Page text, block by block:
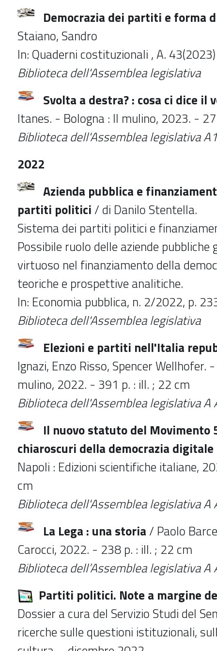
Democrazia dei partiti e forma
Staiano, Sandro
In: Quaderni costituzionali , A.
Bibliotecadell'Assemblea legislativa
Svolta a destra? : cosa ci dice il
Itanes. - Bologna : Il mulino, 2023. -
Bibliotecadell'Assemblea legislativa
2022
Azienda pubblica e
partiti politici / di Danilo Stentella.
Sistema dei partiti politici e
Possibile ruolo delle aziende
virtuoso nel finanziamento della
teoriche e prospettive analitiche.
In: Economia pubblica, n. 2/2022, p.
Biblioteca dell'Assemblea legislativa
Elezioni e partiti nell'Italia
Ignazi, Enzo Risso, Spencer Wellhofer.
mulino, 2022. - 391 p. : ill. ; 22 cm
Bibliotecadell'Assemblea legislativa A
Il nuovo statuto del Movimento
chiaroscuri della democrazia digitale
Napoli : Edizioni scientifiche italiane,
cm
Biblioteca dell'Assemblea legislativa A
La Lega : una storia / Paolo
Carocci, 2022. - 238 p. : ill. ; 22 cm
Biblioteca dell’Assemblea legislativa A
Partiti politici. Note a margine
Dossier a cura del Servizio Studi del
ricerche sulle questioni istituzionali,